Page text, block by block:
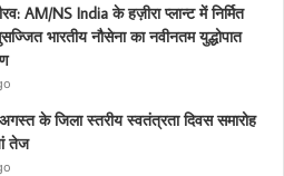
AM/NS India के हज़ीरा प्लान्ट में निर्मित
भारतीय नौसेना का नवीनतम युद्धोपात
के जिला स्तरीय स्वतंत्रता दिवस समारोह
तेज